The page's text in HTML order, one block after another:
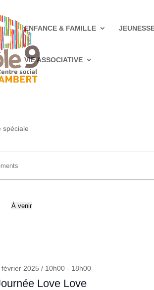
ENFANCE & FAMILLE
VIE ASSOCIATIVE
spéciale
À venir
février 2025 / 10h00- 18h00
Love Love